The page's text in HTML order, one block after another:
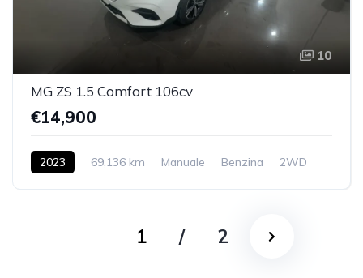
10
MG ZS 1.5 Comfort 106cv
€14,900
2023 69,136 km Manuale Benzina 2WD
1 / 2